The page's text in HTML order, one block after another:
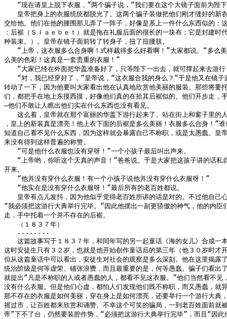
“现在请皇上脱下衣服，”两个骗子说，“我们要在这个大镜子面前为陛
皇帝把身上的衣服统统都脱光了。这两个骗子装做把他们刚才缝好的新
交给他。他们在他的腰围那儿弄了一阵子，好像是系上一件什么东西似的：
：后裾（Ｓｌａｅｂｅｔ）就是拖在礼服后面的很长的一块布；它是封建时
种装束。）。皇帝在镜子面前转了转身子，扭了扭腰肢。
“上帝，这衣服多么合身啊！式样裁得多么好看啊！”大家都说。“多么
么美的色彩！这真是一套贵重的衣服！”
“大家已经在外面把华盖准备好了，只等陛下一出去，就可撑起来去游行
“对，我已经穿好了，”皇帝说，“这衣服合我的身么？”于是他又在镜子
转动了一下，因为他要叫大家看出他在认真地欣赏他美丽的服装。那些将要
们，都把手在地上东摸西摸，好像他们真的在拾其后裾似的。他们开步走，
—他们不敢让人瞧出他们实在什么东西也没有看见。
这么着，皇帝就在那个富丽的华盖下游行起来了。站在街上和窗子里的
，皇上的新装真是漂亮！他上衣下面的后裾是多么美丽！衣服多么合身！”
知道自己看不见什么东西，因为这样就会暴露自己不称职，或是太愚蠢。皇
来没有得到这样普遍的称赞。
“可是他什么衣服也没有穿呀！”一个小孩子最后叫出声来。
“上帝哟，你听这个天真的声音！”爸爸说。于是大家把这孩子讲的话私
开来。
“他并没有穿什么衣服！有一个小孩子说他并没有穿什么衣服呀！”
“他实在是没有穿什么衣服呀！”最后所有的老百姓都说。
皇帝有点儿发抖，因为他似乎觉得老百姓所讲的话是对的。不过他自己
“我必须把这游行大典举行完毕。”因此他摆出一副更骄傲的神气，他的内臣
走，手中托着一个并不存在的后裾。
（１８３７年）
--------
这篇故事写于１８３７年，和同年写的另一起童话《海的女儿》合成一
这时安徒生只有３２岁，也就是他开始创作童话后的第三年（他３０岁时才
但从这篇童话中可以看出，安徒生对社会的观察是多么深刻。他在这里揭露
统治阶级是何等虚荣、铺张浪费，而且最重要的是，何等愚蠢。骗子们看出
就提出“凡是不称职的人或者愚蠢的人，都看不见这衣服。”他们当然看不见
没有什么衣服。但是他们心虚，都怕人们发现他们既不称职，而又愚蠢，就
那不存在的衣服是如何美丽，穿在身上是如何漂亮，还要举行一个游行大典
摇过市，让百姓都来欣赏和诵赞。不幸这个可笑的骗局，一到老百姓面前就
帝”下不了台，仍然要装腔作势，“必须把这游行大典举行完毕”，而且“因此